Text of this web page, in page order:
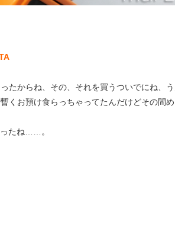
たからね、その、それを買うついでにね、う
くお預け食らっちゃってたんだけどその間
たね……。